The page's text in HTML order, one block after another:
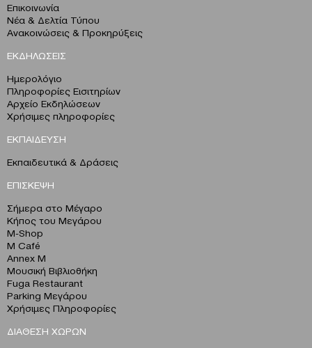
Επικοινωνία
Νέα & Δελτία Τύπου
Ανακοινώσεις & Προκηρύξεις
ΕΚΔΗΛΩΣΕΙΣ
Ημερολόγιο
Πληροφορίες Εισιτηρίων
Αρχείο Εκδηλώσεων
Χρήσιμες πληροφορίες
ΕΚΠΑΙΔΕΥΣΗ
Εκπαιδευτικά & Δράσεις
ΕΠΙΣΚΕΨΗ
Σήμερα στο Μέγαρο
Κήπος του Μεγάρου
M-Shop
M Café
Annex M
Μουσική Βιβλιοθήκη
Fuga Restaurant
Parking Μεγάρου
Χρήσιμες Πληροφορίες
ΔΙΑΘΕΣΗ ΧΩΡΩΝ